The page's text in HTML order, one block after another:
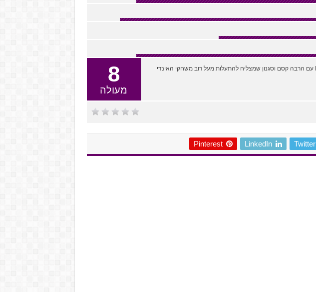
8
מעולה
Omensight הוא משחק Hack n' Slash עם הרבה קסם וסגנון שמצליח להתעלות מעל רוב משחקי האינדי
Twitter
LinkedIn
Pinterest